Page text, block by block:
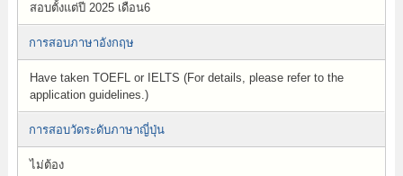
สอบตั้งแต่ปี 2025 เดือน6
การสอบภาษาอังกฤษ
Have taken TOEFL or IELTS (For details, please refer to the
application guidelines.)
การสอบวัดระดับภาษาญี่ปุ่น
ไม่ต้อง